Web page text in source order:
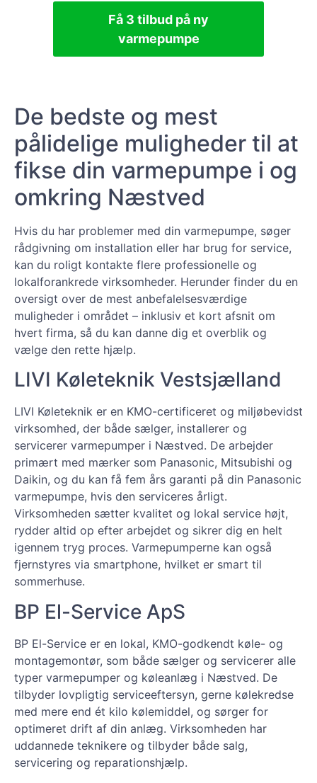
Få 3 tilbud på ny
varmepumpe
De bedste og mest
pålidelige muligheder til at
fikse din varmepumpe i og
omkring Næstved
Hvis du har problemer med din varmepumpe, søger
rådgivning om installation eller har brug for service,
kan du roligt kontakte flere professionelle og
lokalforankrede virksomheder. Herunder finder du en
oversigt over de mest anbefalelsesværdige
muligheder i området – inklusiv et kort afsnit om
hvert firma, så du kan danne dig et overblik og
vælge den rette hjælp.
LIVI Køleteknik Vestsjælland
LIVI Køleteknik er en KMO-certificeret og miljøbevidst
virksomhed, der både sælger, installerer og
servicerer varmepumper i Næstved. De arbejder
primært med mærker som Panasonic, Mitsubishi og
Daikin, og du kan få fem års garanti på din Panasonic
varmepumpe, hvis den serviceres årligt.
Virksomheden sætter kvalitet og lokal service højt,
rydder altid op efter arbejdet og sikrer dig en helt
igennem tryg proces. Varmepumperne kan også
fjernstyres via smartphone, hvilket er smart til
sommerhuse.
BP El-Service ApS
BP El-Service er en lokal, KMO-godkendt køle- og
montagemontør, som både sælger og servicerer alle
typer varmepumper og køleanlæg i Næstved. De
tilbyder lovpligtig serviceeftersyn, gerne kølekredse
med mere end ét kilo kølemiddel, og sørger for
optimeret drift af din anlæg. Virksomheden har
uddannede teknikere og tilbyder både salg,
servicering og reparationshjælp.